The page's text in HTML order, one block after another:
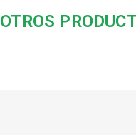
OTROS